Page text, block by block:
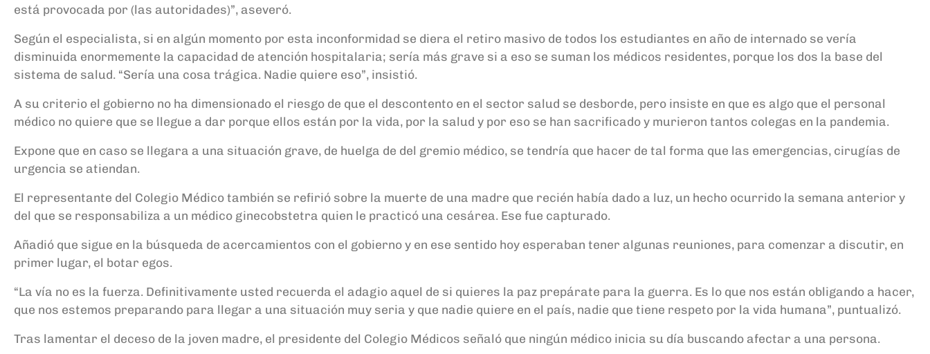
está provocada por (las autoridades)”, aseveró.
Según el especialista, si en algún momento por esta inconformidad se diera el retiro masivo de todos los estudiantes en año de internado se vería
disminuida enormemente la capacidad de atención hospitalaria; sería más grave si a eso se suman los médicos residentes, porque los dos la base del
sistema de salud. “Sería una cosa trágica. Nadie quiere eso”, insistió.
A su criterio el gobierno no ha dimensionado el riesgo de que el descontento en el sector salud se desborde, pero insiste en que es algo que el personal
médico no quiere que se llegue a dar porque ellos están por la vida, por la salud y por eso se han sacrificado y murieron tantos colegas en la pandemia.
Expone que en caso se llegara a una situación grave, de huelga de del gremio médico, se tendría que hacer de tal forma que las emergencias, cirugías de
urgencia se atiendan.
El representante del Colegio Médico también se refirió sobre la muerte de una madre que recién había dado a luz, un hecho ocurrido la semana anterior y
del que se responsabiliza a un médico ginecobstetra quien le practicó una cesárea. Ese fue capturado.
Añadió que sigue en la búsqueda de acercamientos con el gobierno y en ese sentido hoy esperaban tener algunas reuniones, para comenzar a discutir, en
primer lugar, el botar egos.
“La vía no es la fuerza. Definitivamente usted recuerda el adagio aquel de si quieres la paz prepárate para la guerra. Es lo que nos están obligando a hacer,
que nos estemos preparando para llegar a una situación muy seria y que nadie quiere en el país, nadie que tiene respeto por la vida humana”, puntualizó.
Tras lamentar el deceso de la joven madre, el presidente del Colegio Médicos señaló que ningún médico inicia su día buscando afectar a una persona.